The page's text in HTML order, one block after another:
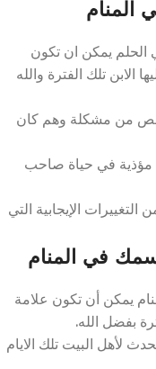
المنام
يمكن ان تكون
الابن تلك الفترة والله
من مشكلة وهم كان
مؤذية في حياة صاحب
الإيجابية التي
في المنام
يمكن أن تكون علامة
بفضل الله.
لأهل البيت تلك الايام